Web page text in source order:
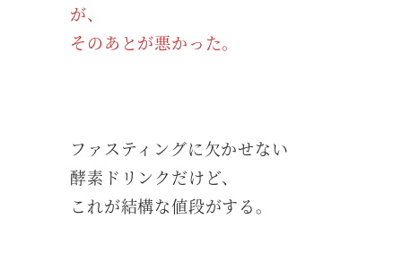
が、
そのあとが悪かった。
ファスティングに欠かせない
酵素ドリンクだけど、
これが結構な値段がする。